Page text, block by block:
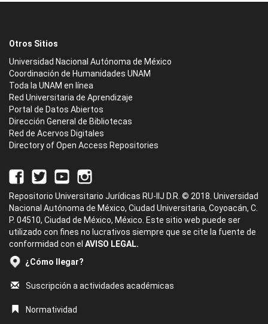
Otros Sitios
Universidad Nacional Autónoma de México
Coordinación de Humanidades UNAM
Toda la UNAM en línea
Red Universitaria de Aprendizaje
Portal de Datos Abiertos
Dirección General de Bibliotecas
Red de Acervos Digitales
Directory of Open Access Repositories
Repositorio Universitario Jurídicas RU-IIJ D.R. © 2018. Universidad
Nacional Autónoma de México, Ciudad Universitaria, Coyoacán, C.
P. 04510, Ciudad de México, México. Este sitio web puede ser
utilizado con fines no lucrativos siempre que se cite la fuente de
conformidad con el AVISO LEGAL.
¿Cómo llegar?
Suscripción a actividades académicas
Normatividad